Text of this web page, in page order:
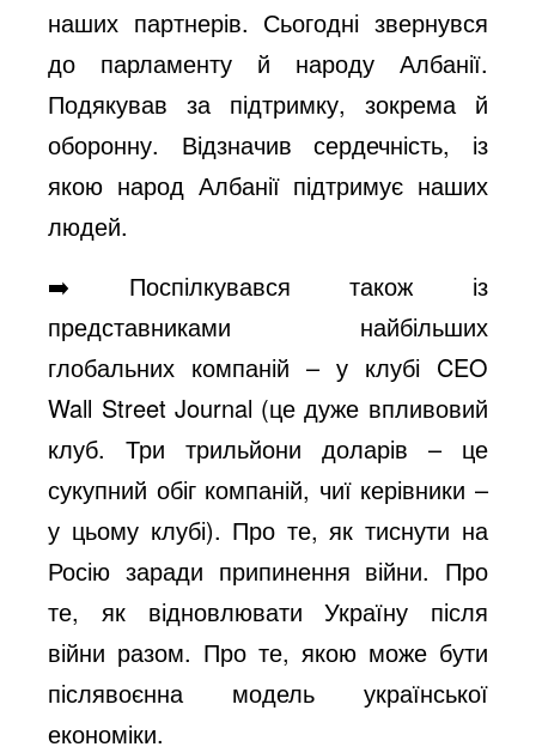
наших партнерів. Сьогодні звернувся
до парламенту й народу Албанії.
Подякував за підтримку, зокрема й
оборонну. Відзначив сердечність, із
якою народ Албанії підтримує наших
людей.
➡️ Поспілкувався також із
представниками найбільших
глобальних компаній – у клубі CEO
Wall Street Journal (це дуже впливовий
клуб. Три трильйони доларів – це
сукупний обіг компаній, чиї керівники –
у цьому клубі). Про те, як тиснути на
Росію заради припинення війни. Про
те, як відновлювати Україну після
війни разом. Про те, якою може бути
післявоєнна модель української
економіки.